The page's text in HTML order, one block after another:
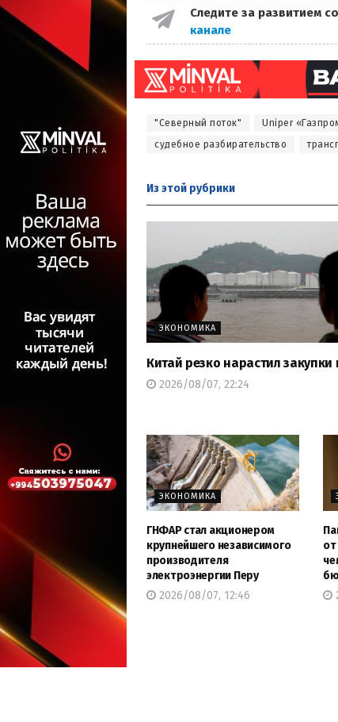
Следите за развитием
канале
"Северный поток" Uniper
судебное разбирательство
Из этой рубрики
ЭКОНОМИКА
Китай резко нарастил закупки
2026/08/07, 22:24
ЭКОНОМИКА
ГНФАР стал акционером
крупнейшего независимого
производителя
электроэнергии Перу
2026/08/07, 12:46